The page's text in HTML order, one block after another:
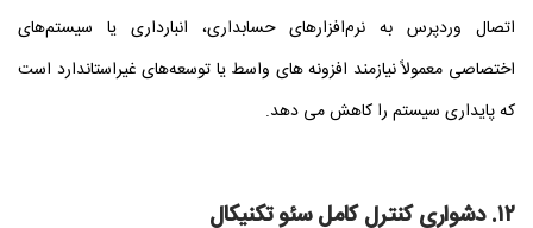
اتصال وردپرس به نرم‌افزارهای حسابداری، انبارداری یا سیستم‌های
اختصاصی معمولاً نیازمند افزونه‌ های واسط یا توسعه‌های غیراستاندارد است
که پایداری سیستم را کاهش می‌ دهد.
۱۲. دشواری کنترل کامل سئو تکنیکال